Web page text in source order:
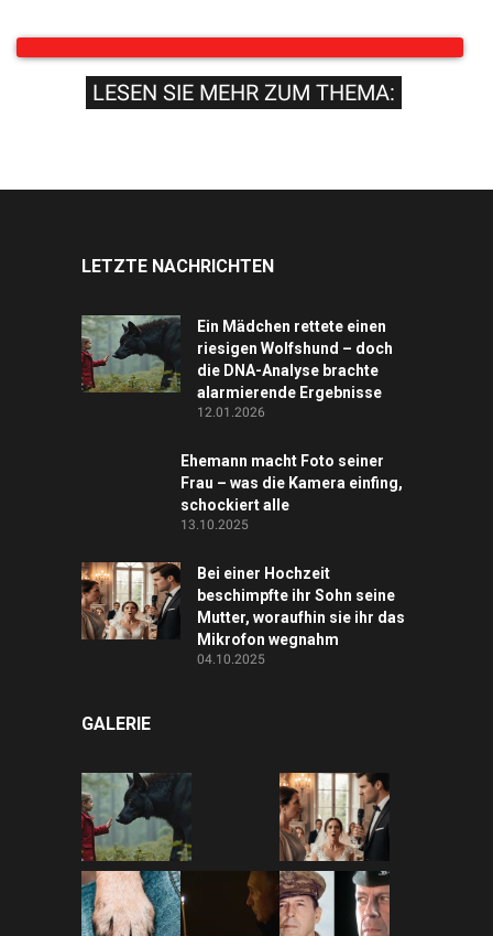
LESEN SIE MEHR ZUM THEMA:
LETZTE NACHRICHTEN
Ein Mädchen rettete einen
riesigen Wolfshund – doch
die DNA-Analyse brachte
alarmierende Ergebnisse
12.01.2026
Ehemann macht Foto seiner
Frau – was die Kamera einfing,
schockiert alle
13.10.2025
Bei einer Hochzeit
beschimpfte ihr Sohn seine
Mutter, woraufhin sie ihr das
Mikrofon wegnahm
04.10.2025
GALERIE